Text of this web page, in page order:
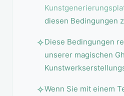
diesen Bedingungen
Diese Bedingungen
unserer magischen
Wenn Sie mit einem